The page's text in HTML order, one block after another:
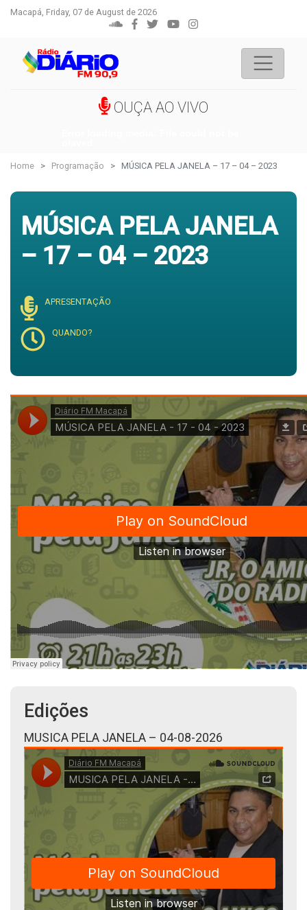
Macapá, Friday, 07 de August de 2026
OUÇA AO VIVO
Home Programação MÚSICA PELA JANELA – 17 – 04 – 2023
MÚSICA PELA JANELA
– 17 – 04 – 2023
APRESENTAÇÃO
QUANDO?
Edições
MUSICA PELA JANELA – 04-08-2026